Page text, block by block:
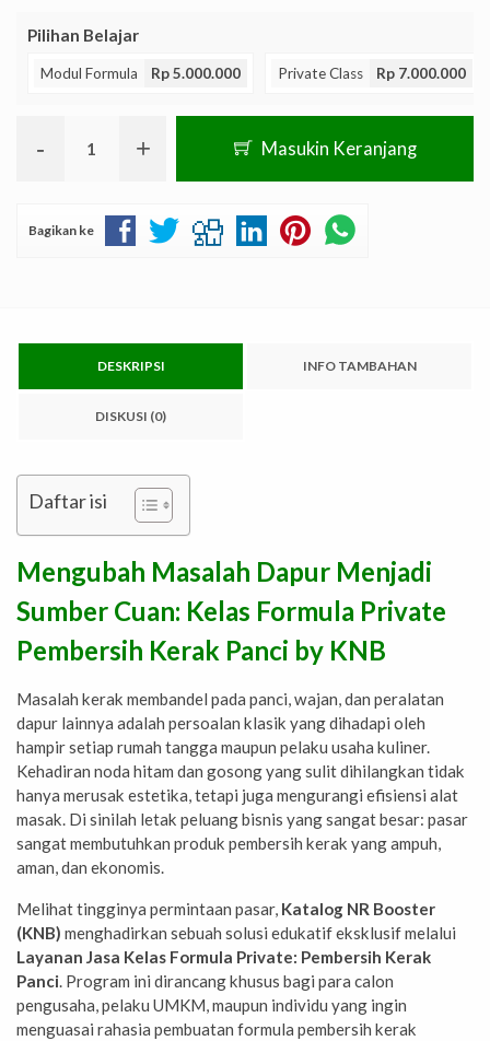
Pilihan Belajar
Modul Formula Rp 5.000.000 Private Class Rp 7.000.000
- + Masukin Keranjang
Bagikan ke
DESKRIPSI INFO TAMBAHAN
DISKUSI (0)
Daftar isi
Mengubah Masalah Dapur Menjadi
Sumber Cuan: Kelas Formula Private
Pembersih Kerak Panci by KNB
Masalah kerak membandel pada panci, wajan, dan peralatan
dapur lainnya adalah persoalan klasik yang dihadapi oleh
hampir setiap rumah tangga maupun pelaku usaha kuliner.
Kehadiran noda hitam dan gosong yang sulit dihilangkan tidak
hanya merusak estetika, tetapi juga mengurangi efisiensi alat
masak. Di sinilah letak peluang bisnis yang sangat besar: pasar
sangat membutuhkan produk pembersih kerak yang ampuh,
aman, dan ekonomis.
Melihat tingginya permintaan pasar, Katalog NR Booster
(KNB) menghadirkan sebuah solusi edukatif eksklusif melalui
Layanan Jasa Kelas Formula Private: Pembersih Kerak
Panci . Program ini dirancang khusus bagi para calon
pengusaha, pelaku UMKM, maupun individu yang ingin
menguasai rahasia pembuatan formula pembersih kerak